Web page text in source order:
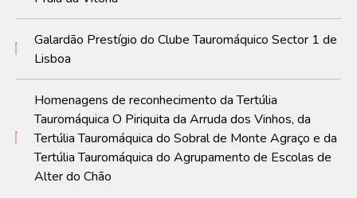
Galardão Prestígio do Clube Tauromáquico Sector 1 de
Lisboa
Homenagens de reconhecimento da Tertúlia
Tauromáquica O Piriquita da Arruda dos Vinhos, da
Tertúlia Tauromáquica do Sobral de Monte Agraço e da
Tertúlia Tauromáquica do Agrupamento de Escolas de
Alter do Chão